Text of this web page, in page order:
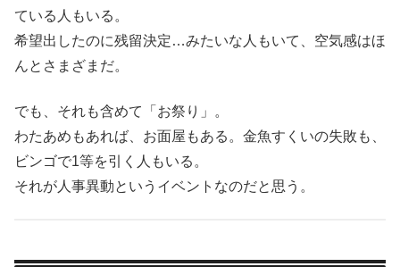
ている人もいる。
希望出したのに残留決定…みたいな人もいて、空気感はほ
んとさまざまだ。
でも、それも含めて「お祭り」。
わたあめもあれば、お面屋もある。金魚すくいの失敗も、
ビンゴで1等を引く人もいる。
それが人事異動というイベントなのだと思う。